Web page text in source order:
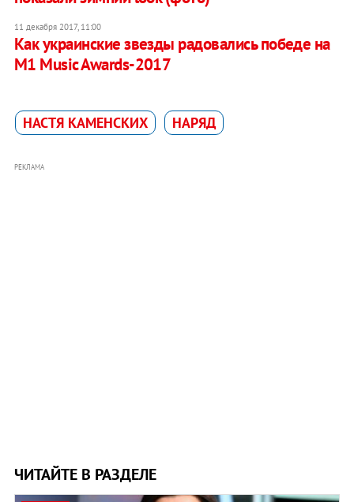
11 декабря 2017, 11:00
Как украинские звезды радовались победе на
M1 Music Awards-2017
НАСТЯ КАМЕНСКИХ НАРЯД
РЕКЛАМА
ЧИТАЙТЕ В РАЗДЕЛЕ